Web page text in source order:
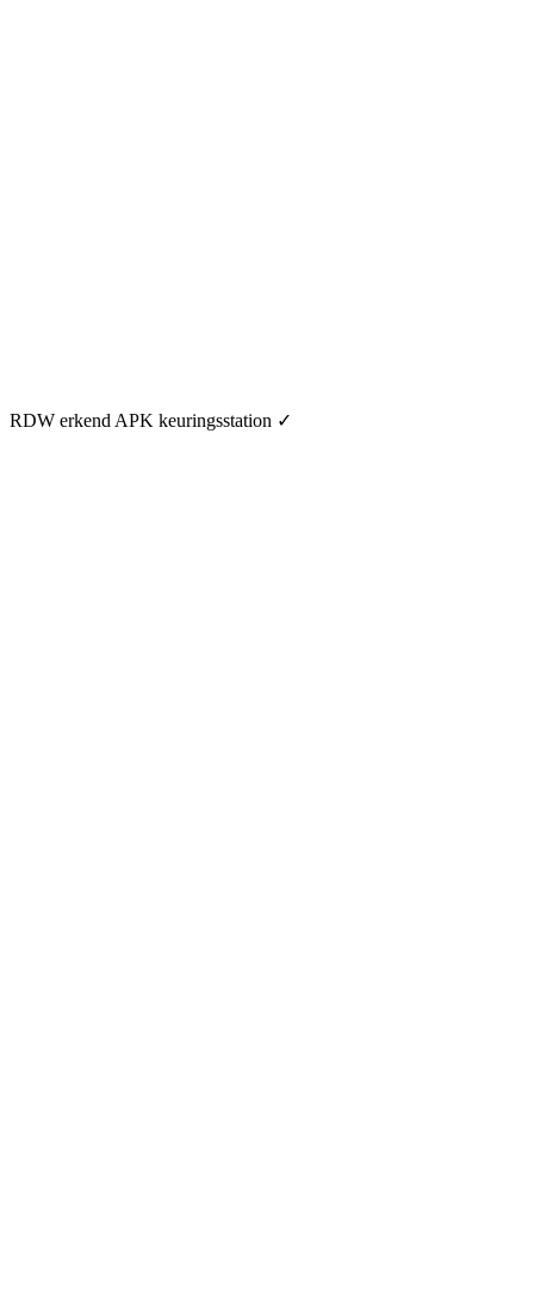
RDW erkend APK keuringsstation ✓